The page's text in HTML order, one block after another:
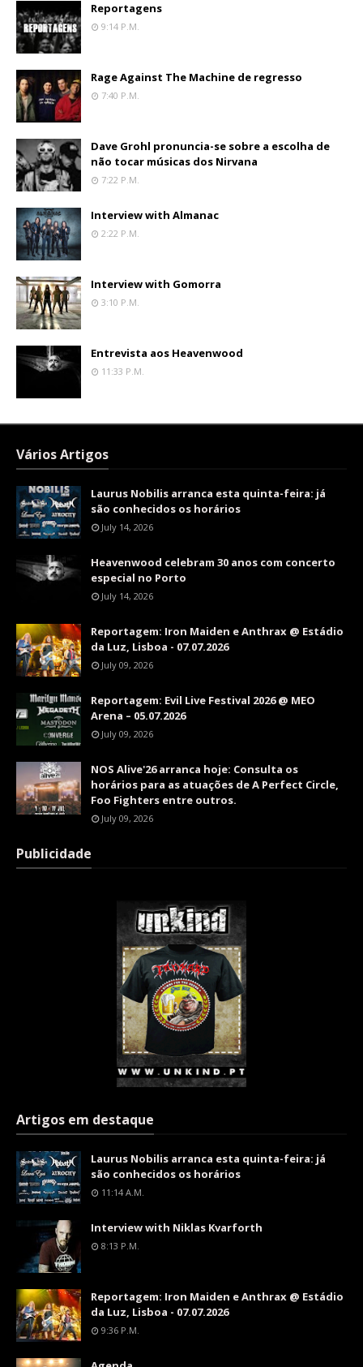
Reportagens
9:14 P.m.
Rage Against The Machine de regresso
7:40 P.m.
Dave Grohl pronuncia-se sobre a escolha de
não tocar músicas dos Nirvana
7:22 P.m.
Interview with Almanac
2:22 P.m.
Interview with Gomorra
3:10 P.m.
Entrevista aos Heavenwood
11:33 P.m.
Vários Artigos
Laurus Nobilis arranca esta quinta-feira: já
são conhecidos os horários
July 14, 2026
Heavenwood celebram 30 anos com concerto
especial no Porto
July 14, 2026
Reportagem: Iron Maiden e Anthrax @ Estádio
da Luz, Lisboa - 07.07.2026
July 09, 2026
Reportagem: Evil Live Festival 2026 @ MEO
Arena – 05.07.2026
July 09, 2026
NOS Alive'26 arranca hoje: Consulta os
horários para as atuações de A Perfect Circle,
Foo Fighters entre outros.
July 09, 2026
Publicidade
Artigos em destaque
Laurus Nobilis arranca esta quinta-feira: já
são conhecidos os horários
11:14 A.m.
Interview with Niklas Kvarforth
8:13 P.m.
Reportagem: Iron Maiden e Anthrax @ Estádio
da Luz, Lisboa - 07.07.2026
9:36 P.m.